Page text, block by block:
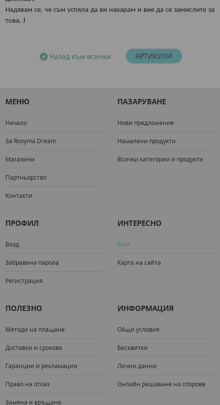
Надявам се, че съм успяла да ви накарам и вие да се замислите за
това.J
Назад към всички АРТИКУЛИ
МЕНЮ
Начало
За Roxyma Dream
Магазини
Партньорство
Контакти
ПАЗАРУВАНЕ
Нови предложения
Намалени продукти
Всички категории и продукти
ПРОФИЛ
Вход
Забравена парола
Регистрация
ИНТЕРЕСНО
Блог
Карта на сайта
ПОЛЕЗНО
Методи на плащане
Доставки и срокове
Гаранции и рекламации
Право на отказ
Замяна и връщане
ИНФОРМАЦИЯ
Общи условия
Бисквитки
Лични данни
Онлайн решаване на спорове